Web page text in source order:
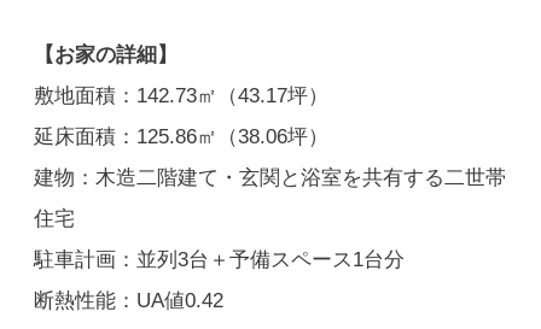
【お家の詳細】
敷地面積：142.73㎡（43.17坪）
延床面積：125.86㎡（38.06坪）
建物：木造二階建て・玄関と浴室を共有する二世帯
住宅
駐車計画：並列3台＋予備スペース1台分
断熱性能：UA値0.42